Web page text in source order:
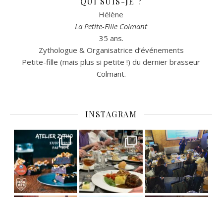
Hélène
La Petite-Fille Colmant
35 ans.
Zythologue & Organisatrice d’événements
Petite-fille (mais plus si petite !) du dernier brasseur
Colmant.
INSTAGRAM
Viens